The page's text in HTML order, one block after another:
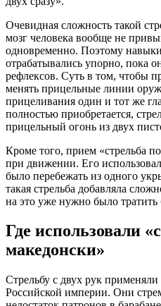
Очевидная сложность такой
мозг человека вообще не
одновременно. Поэтому
отрабатывались упорно, пока
рефлексов. Суть в том, чтобы
менять прицельные линии
прицеливания один и тот же
полностью приобретается,
прицельный огонь из двух
Кроме того, прием «стрельба
при движении. Его
было перебежать из одного
такая стрельба добавляла
на это уже нужно было
Где использовали
македонски»
Стрельбу с двух рук применяли
Российской империи. Они